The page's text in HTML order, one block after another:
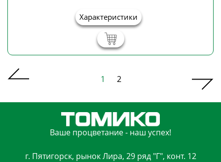
Характеристики
1 2
Ваше процветание - наш успех!
г. Пятигорск, рынок Лира, 29 ряд "Г", конт. 12